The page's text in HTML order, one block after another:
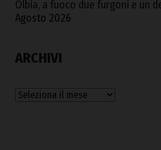
Olbia, a fuoco due furgoni e un
Agosto 2026
ARCHIVI
Archivi